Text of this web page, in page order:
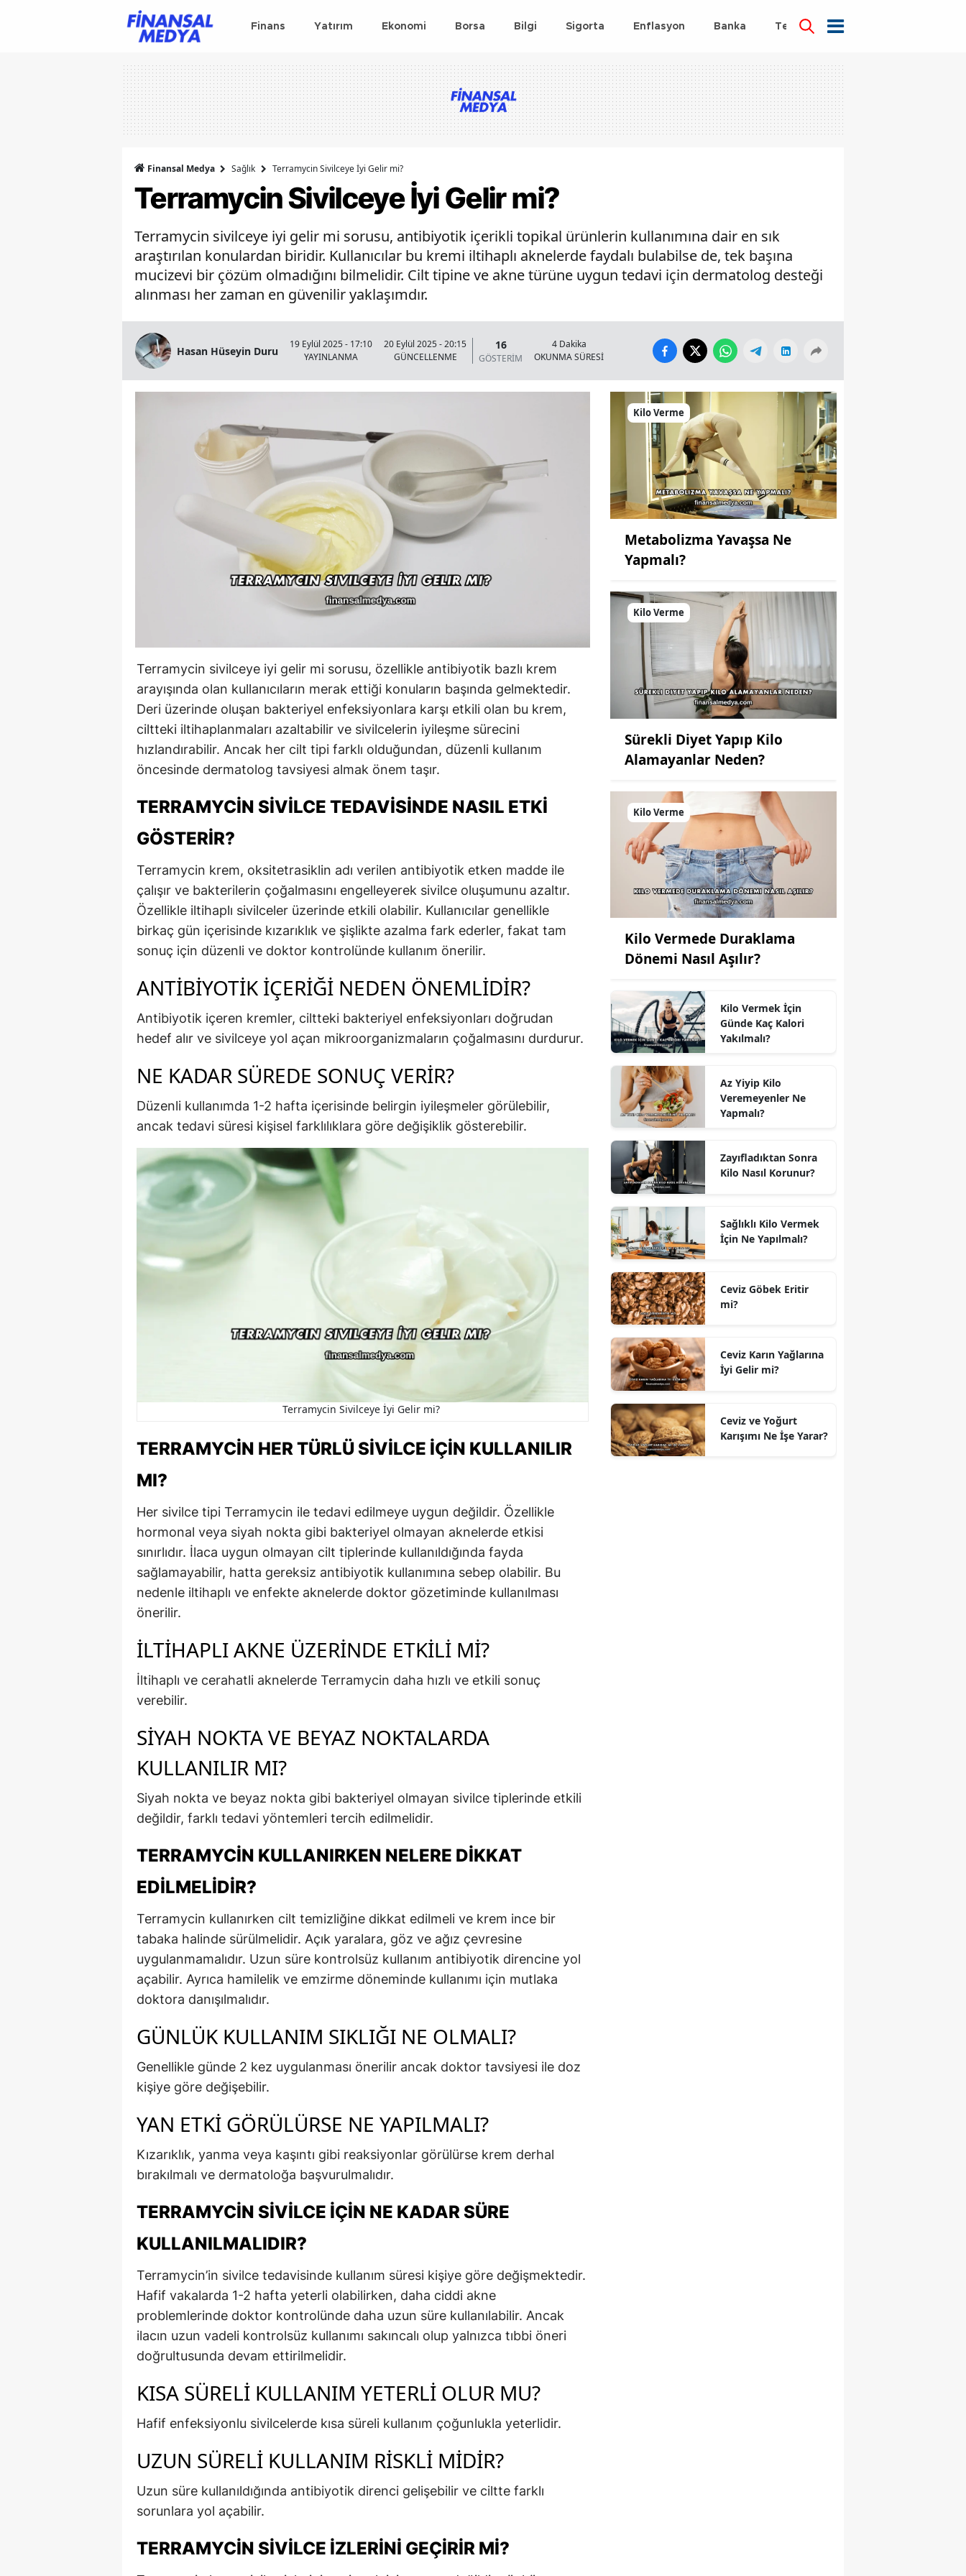
Finans Yatırım Ekonomi Borsa Bilgi Sigorta Enflasyon Banka Teknoloji
Finansal Medya Sağlık Terramycin Sivilceye İyi Gelir mi?
Terramycin Sivilceye İyi Gelir mi?
Terramycin sivilceye iyi gelir mi sorusu, antibiyotik içerikli topikal ürünlerin kullanımına dair en sık
araştırılan konulardan biridir. Kullanıcılar bu kremi iltihaplı aknelerde faydalı bulabilse de, tek başına
mucizevi bir çözüm olmadığını bilmelidir. Cilt tipine ve akne türüne uygun tedavi için dermatolog desteği
alınması her zaman en güvenilir yaklaşımdır.
Hasan Hüseyin Duru
19 Eylül 2025 - 17:10
YAYINLANMA
20 Eylül 2025 - 20:15
GÜNCELLENME
16
GÖSTERİM
4 Dakika
OKUNMA SÜRESİ
Terramycin sivilceye iyi gelir mi sorusu, özellikle antibiyotik bazlı krem
arayışında olan kullanıcıların merak ettiği konuların başında gelmektedir.
Deri üzerinde oluşan bakteriyel enfeksiyonlara karşı etkili olan bu krem,
ciltteki iltihaplanmaları azaltabilir ve sivilcelerin iyileşme sürecini
hızlandırabilir. Ancak her cilt tipi farklı olduğundan, düzenli kullanım
öncesinde dermatolog tavsiyesi almak önem taşır.
TERRAMYCIN SIVILCE TEDAVISINDE NASIL ETKI
GÖSTERIR?
Terramycin krem, oksitetrasiklin adı verilen antibiyotik etken madde ile
çalışır ve bakterilerin çoğalmasını engelleyerek sivilce oluşumunu azaltır.
Özellikle iltihaplı sivilceler üzerinde etkili olabilir. Kullanıcılar genellikle
birkaç gün içerisinde kızarıklık ve şişlikte azalma fark ederler, fakat tam
sonuç için düzenli ve doktor kontrolünde kullanım önerilir.
ANTIBIYOTIK İÇERIĞI NEDEN ÖNEMLIDIR?
Antibiyotik içeren kremler, ciltteki bakteriyel enfeksiyonları doğrudan
hedef alır ve sivilceye yol açan mikroorganizmaların çoğalmasını durdurur.
NE KADAR SÜREDE SONUÇ VERIR?
Düzenli kullanımda 1-2 hafta içerisinde belirgin iyileşmeler görülebilir,
ancak tedavi süresi kişisel farklılıklara göre değişiklik gösterebilir.
Terramycin Sivilceye İyi Gelir mi?
TERRAMYCIN HER TÜRLÜ SIVILCE İÇIN KULLANILIR
MI?
Her sivilce tipi Terramycin ile tedavi edilmeye uygun değildir. Özellikle
hormonal veya siyah nokta gibi bakteriyel olmayan aknelerde etkisi
sınırlıdır. İlaca uygun olmayan cilt tiplerinde kullanıldığında fayda
sağlamayabilir, hatta gereksiz antibiyotik kullanımına sebep olabilir. Bu
nedenle iltihaplı ve enfekte aknelerde doktor gözetiminde kullanılması
önerilir.
İLTIHAPLI AKNE ÜZERINDE ETKILI MI?
İltihaplı ve cerahatli aknelerde Terramycin daha hızlı ve etkili sonuç
verebilir.
SIYAH NOKTA VE BEYAZ NOKTALARDA
KULLANILIR MI?
Siyah nokta ve beyaz nokta gibi bakteriyel olmayan sivilce tiplerinde etkili
değildir, farklı tedavi yöntemleri tercih edilmelidir.
TERRAMYCIN KULLANIRKEN NELERE DIKKAT
EDILMELIDIR?
Terramycin kullanırken cilt temizliğine dikkat edilmeli ve krem ince bir
tabaka halinde sürülmelidir. Açık yaralara, göz ve ağız çevresine
uygulanmamalıdır. Uzun süre kontrolsüz kullanım antibiyotik direncine yol
açabilir. Ayrıca hamilelik ve emzirme döneminde kullanımı için mutlaka
doktora danışılmalıdır.
GÜNLÜK KULLANIM SIKLIĞI NE OLMALI?
Genellikle günde 2 kez uygulanması önerilir ancak doktor tavsiyesi ile doz
kişiye göre değişebilir.
YAN ETKI GÖRÜLÜRSE NE YAPILMALI?
Kızarıklık, yanma veya kaşıntı gibi reaksiyonlar görülürse krem derhal
bırakılmalı ve dermatoloğa başvurulmalıdır.
TERRAMYCIN SIVILCE İÇIN NE KADAR SÜRE
KULLANILMALIDIR?
Terramycin’in sivilce tedavisinde kullanım süresi kişiye göre değişmektedir.
Hafif vakalarda 1-2 hafta yeterli olabilirken, daha ciddi akne
problemlerinde doktor kontrolünde daha uzun süre kullanılabilir. Ancak
ilacın uzun vadeli kontrolsüz kullanımı sakıncalı olup yalnızca tıbbi öneri
doğrultusunda devam ettirilmelidir.
KISA SÜRELI KULLANIM YETERLI OLUR MU?
Hafif enfeksiyonlu sivilcelerde kısa süreli kullanım çoğunlukla yeterlidir.
UZUN SÜRELI KULLANIM RISKLI MIDIR?
Uzun süre kullanıldığında antibiyotik direnci gelişebilir ve ciltte farklı
sorunlara yol açabilir.
TERRAMYCIN SIVILCE İZLERINI GEÇIRIR MI?
Kilo Verme
Metabolizma Yavaşsa Ne
Yapmalı?
Kilo Verme
Sürekli Diyet Yapıp Kilo
Alamayanlar Neden?
Kilo Verme
Kilo Vermede Duraklama
Dönemi Nasıl Aşılır?
Kilo Vermek İçin
Günde Kaç Kalori
Yakılmalı?
Az Yiyip Kilo
Veremeyenler Ne
Yapmalı?
Zayıfladıktan Sonra
Kilo Nasıl Korunur?
Sağlıklı Kilo Vermek
İçin Ne Yapılmalı?
Ceviz Göbek Eritir
mi?
Ceviz Karın Yağlarına
İyi Gelir mi?
Ceviz ve Yoğurt
Karışımı Ne İşe Yarar?